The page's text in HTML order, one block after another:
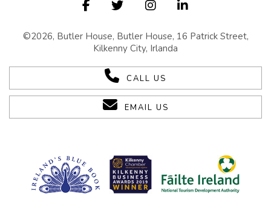
©2026, Butler House, Butler House, 16 Patrick Street,
Kilkenny City, Irlanda
CALL US
EMAIL US